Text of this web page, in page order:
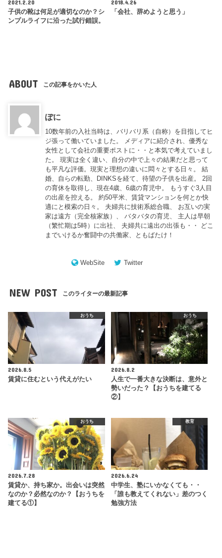
2021.2.20
子供の靴は何足が適切なのか？シ
ンプルライフに沿った試行錯誤。
2018.4.26
「会社、辞めようと思う」
ABOUT この記事をかいた人
ぽに
10数年前の入社当時は、バリバリ系（自称）を目指してヒ
ジ張って働いていました。 メディアに紹介され、優秀な
女性として会社の重要ポストに・・と本気で考えていまし
た。 現実は全く違い、自分の中で上々の結果だと思って
も平凡な評価。現実と理想の違いに悶々とする日々。 結
婚、自らの転勤、DINKSを経て、待望の子供を出産。 2回
の育休を取得し、現在4歳、6歳の育児中。 もうすぐ3人目
の出産を控える。 約50平米、賃貸マンションを何とか快
適にと模索の日々。 夫婦共に技術系総合職、 お互いの実
家は遠方（完全核家族）、 バタバタの育児、 主人は早朝
（繁忙期は5時）に出社、 夫婦共に遠出の出張も・・ どこ
までいけるか奮闘中の共働家、ともばたけ！
WebSite Twitter
NEW POST このライターの最新記事
おうち
2026.8.5
賃貸に住むという代えがたい
おうち
2026.8.2
人生で一番大きな決断は、意外と
勢いだった？【おうちを建てる
②】
おうち
2026.7.28
賃貸か、持ち家か。出会いは突然
なのか？必然なのか？【おうちを
建てる①】
教育
2026.6.24
中学生、塾にいかなくても・・
「誰も教えてくれない」差のつく
勉強方法